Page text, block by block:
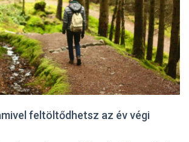
feltöltődhetsz az év végi